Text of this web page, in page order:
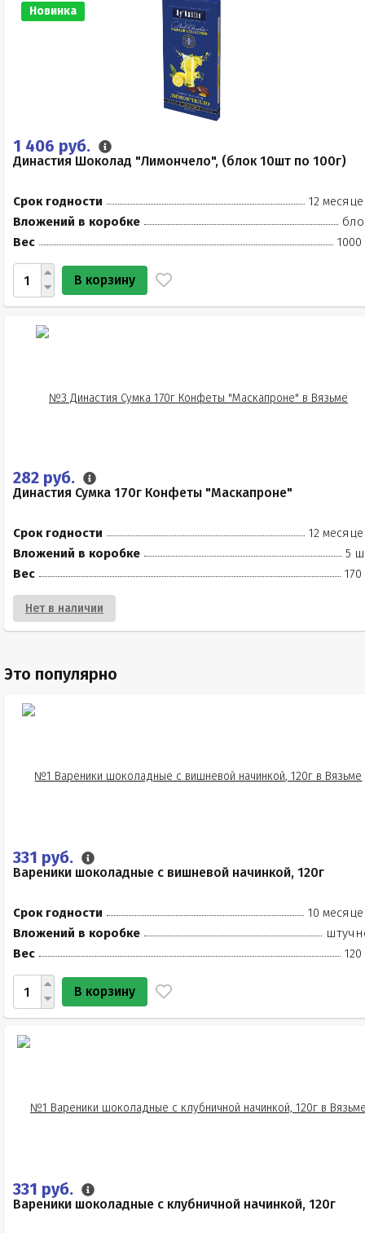
Новинка
1 406 руб.
Династия Шоколад "Лимончело", (блок 10шт по 100г)
Срок годности
12
Вложений в коробке
Вес
1000
В корзину
282 руб.
Династия Сумка 170г Конфеты "Маскапроне"
Срок годности
12
Вложений в коробке
5
Вес
170
Нет в наличии
Это популярно
331 руб.
Вареники шоколадные с вишневой начинкой, 120г
Срок годности
10
Вложений в коробке
Вес
120
В корзину
331 руб.
Вареники шоколадные с клубничной начинкой, 120г